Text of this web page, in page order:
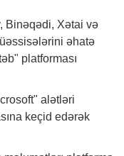
Binəqədi, Xətai və
əhatə
platforması
alətləri
keçid edərək